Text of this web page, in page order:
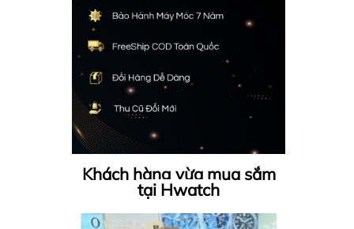
Khách hàng vừa mua sắm
tại Hwatch